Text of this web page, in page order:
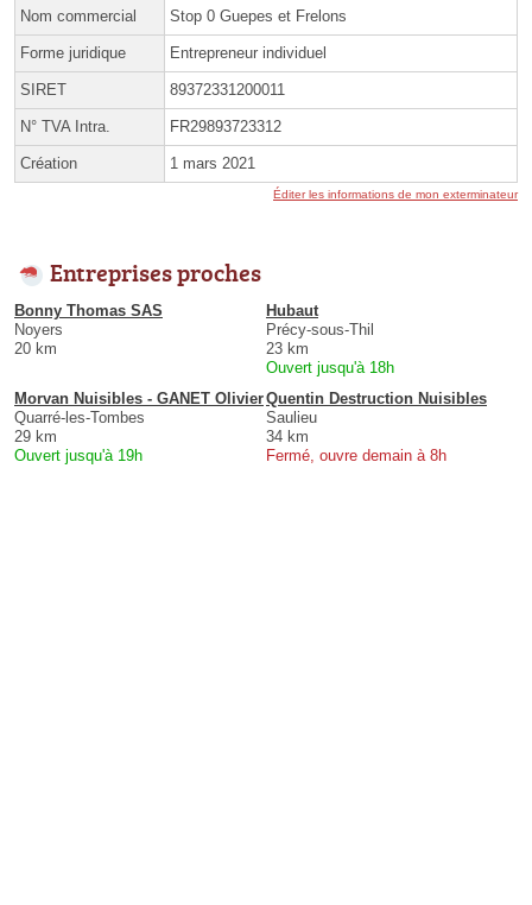
Nom commercial Stop 0 Guepes et Frelons
Forme juridique Entrepreneur individuel
SIRET 89372331200011
N° TVA Intra. FR29893723312
Création 1 mars 2021
Éditer les informations de mon exterminateur
Entreprises proches
Bonny Thomas SAS
Noyers
20 km
Hubaut
Précy-sous-Thil
23 km
Ouvert jusqu'à 18h
Morvan Nuisibles - GANET Olivier
Quarré-les-Tombes
29 km
Ouvert jusqu'à 19h
Quentin Destruction Nuisibles
Saulieu
34 km
Fermé, ouvre demain à 8h